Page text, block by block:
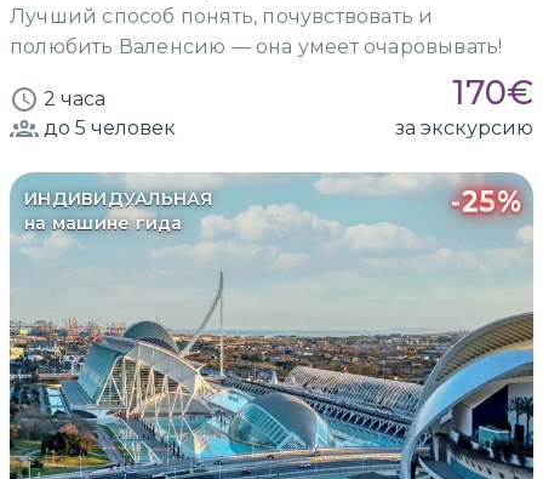
Лучший способ понять, почувствовать и
полюбить Валенсию — она умеет очаровывать!
2 часа 170€
до 5 человек за экскурсию
ИНДИВИДУАЛЬНАЯ
на машине гида
-25%